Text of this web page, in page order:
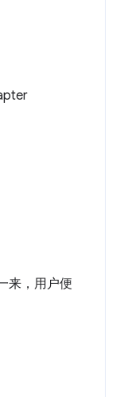
来，用户便